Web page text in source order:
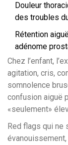
Douleur
des troubles
Rétention
adénome
Chez l’enfant,
agitation, cris,
somnolence
confusion aiguë
«seulement»
Red flags qui ne